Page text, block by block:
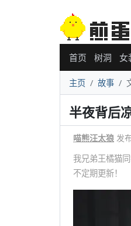
首页 树洞 女
主页 故事
半夜背后
喵熊汪太狼 发
我兄弟王橘猫
不定期更新！